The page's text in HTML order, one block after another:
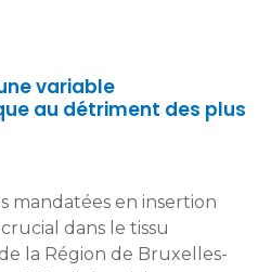
variable
au détriment des plus
mandatées en insertion
dans le tissu
la Région de Bruxelles-